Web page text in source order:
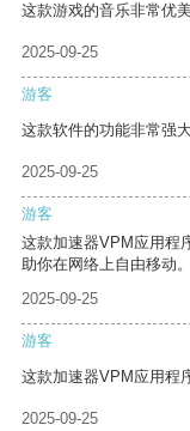
这款游戏的音乐非常优
2025-09-25
游客
这款软件的功能非常强
2025-09-25
游客
这款加速器VPM应用程
助你在网络上自由移动。
2025-09-25
游客
这款加速器VPM应用程
2025-09-25